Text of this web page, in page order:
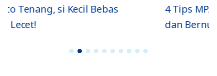
4 Tips MPASI Kukus Sehat, Lembut,
dan Bernutrisi
1 2 3 4 5 6 7 8 9 1